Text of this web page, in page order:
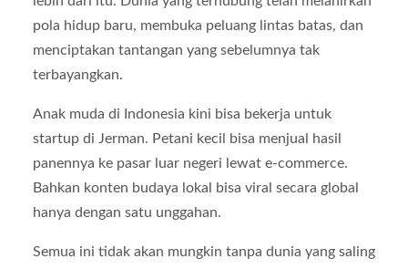
pola hidup baru, membuka peluang lintas batas, dan
menciptakan tantangan yang sebelumnya tak
terbayangkan.
Anak muda di Indonesia kini bisa bekerja untuk
startup di Jerman. Petani kecil bisa menjual hasil
panennya ke pasar luar negeri lewat e-commerce.
Bahkan konten budaya lokal bisa viral secara global
hanya dengan satu unggahan.
Semua ini tidak akan mungkin tanpa dunia yang saling